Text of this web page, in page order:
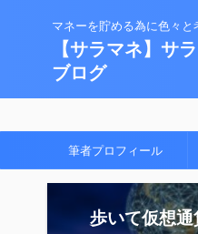
マネーを貯める為に色々と
【サラマネ】サ
ブログ
筆者プロフィール
歩いて仮想通